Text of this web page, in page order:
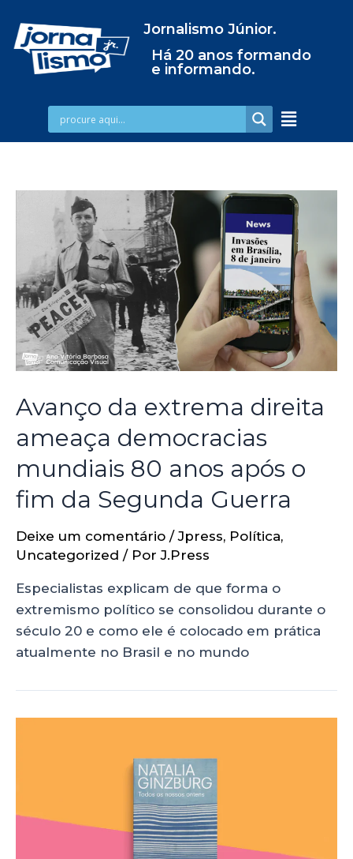
Jornalismo Júnior.
Há 20 anos formando
e informando.
Avanço da extrema direita
ameaça democracias
mundiais 80 anos após o
fim da Segunda Guerra
Deixe um comentário /Jpress, Política,
Uncategorized / PorJ.Press
Especialistas explicam de que forma o
extremismo político se consolidou durante o
século 20 e como ele é colocado em prática
atualmente no Brasil e no mundo